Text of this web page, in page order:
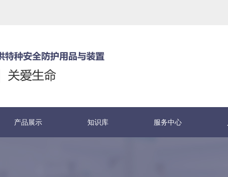
产品展示 知识库 服务中心